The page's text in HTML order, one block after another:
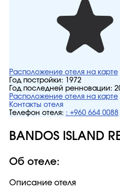
Расположение отеля на карте
Год постройки:
1972
Год последней ренновации:
Расположение отеля на карте
Контакты отеля
Телефон отеля: : +960 664 0088
BANDOS ISLAND
Об отеле:
Описание отеля